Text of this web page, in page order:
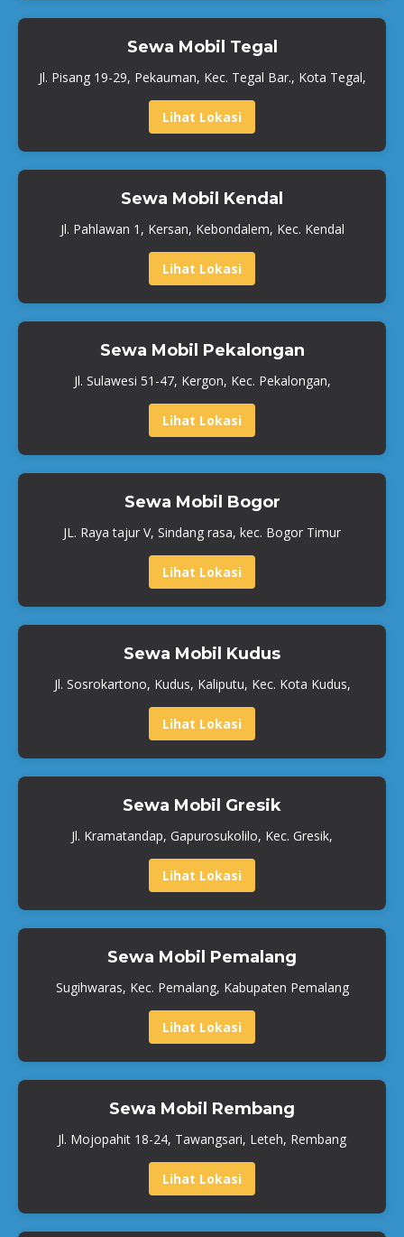
Sewa Mobil Tegal
Jl. Pisang 19-29, Pekauman, Kec. Tegal Bar., Kota Tegal,
Lihat Lokasi
Sewa Mobil Kendal
Jl. Pahlawan 1, Kersan, Kebondalem, Kec. Kendal
Lihat Lokasi
Sewa Mobil Pekalongan
Jl. Sulawesi 51-47, Kergon, Kec. Pekalongan,
Lihat Lokasi
Sewa Mobil Bogor
JL. Raya tajur V, Sindang rasa, kec. Bogor Timur
Lihat Lokasi
Sewa Mobil Kudus
Jl. Sosrokartono, Kudus, Kaliputu, Kec. Kota Kudus,
Lihat Lokasi
Sewa Mobil Gresik
Jl. Kramatandap, Gapurosukolilo, Kec. Gresik,
Lihat Lokasi
Sewa Mobil Pemalang
Sugihwaras, Kec. Pemalang, Kabupaten Pemalang
Lihat Lokasi
Sewa Mobil Rembang
Jl. Mojopahit 18-24, Tawangsari, Leteh, Rembang
Lihat Lokasi